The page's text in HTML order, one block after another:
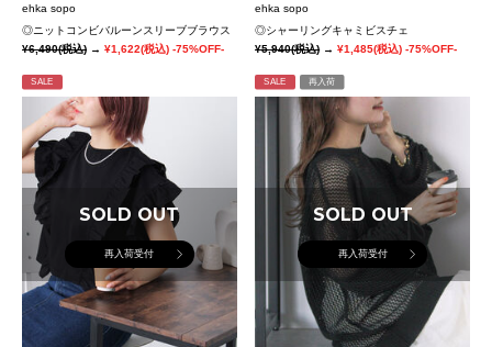
ehka sopo
◎ニットコンビバルーンスリーブブラウス
¥6,490(税込) → ¥1,622(税込) -75%OFF-
ehka sopo
◎シャーリングキャミビスチェ
¥5,940(税込)→¥1,485(税込) -75%OFF-
SALE
SOLD OUT
再入荷受付
SALE 再入荷
SOLD OUT
再入荷受付